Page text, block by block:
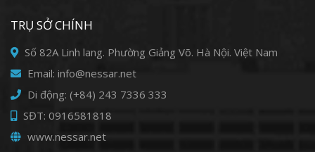
TRỤ SỞ CHÍNH
Số 82A Linh lang. Phường Giảng Võ. Hà Nội. Việt Nam
Email: info@nessar.net
Di động: (+84) 243 7336 333
SĐT: 0916581818
www.nessar.net